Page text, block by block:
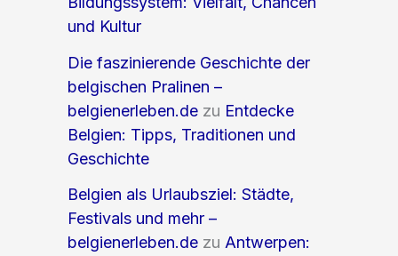
und Kultur
Die faszinierende Geschichte der
belgischen Pralinen –
belgienerleben.de zu Entdecke
Belgien: Tipps, Traditionen und
Geschichte
Belgien als Urlaubsziel: Städte,
Festivals und mehr –
belgienerleben.de zu Antwerpen: